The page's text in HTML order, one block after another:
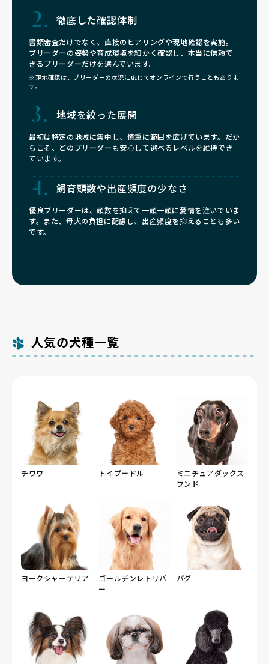
徹底した確認体制
書類審査だけでなく、直接のヒアリングや現地確認を実施。
ブリーダーの姿勢や育成環境を細かく確認し、本当に信頼で
きるブリーダーだけを選んでいます。
※現地確認は、ブリーダーの状況に応じてオンラインで行うこともありま
す。
地域を絞った展開
最初は特定の地域に集中し、慎重に範囲を広げています。だか
らこそ、どのブリーダーも安心して選べるレベルを維持でき
ています。
飼育頭数や出産頻度の少なさ
優良ブリーダーは、頭数を抑えて一頭一頭に愛情を注いでいま
す。また、母犬の負担に配慮し、出産頻度を抑えることも多い
です。
人気の犬種一覧
チワワ トイプードル
ミニチュアダックス
フンド
ヨークシャーテリア
ゴールデンレトリバ
ー
パグ